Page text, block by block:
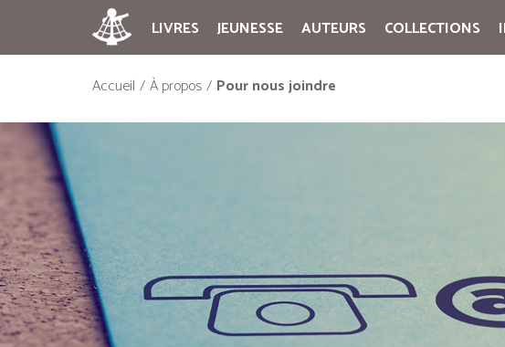
LIVRES JEUNESSE AUTEURS COLLECTIONS
Accueil À propos Pour nous joindre